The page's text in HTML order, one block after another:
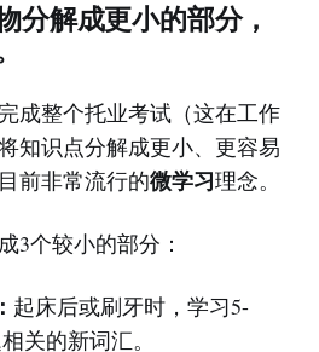
分解成更小的部分，
成整个托业考试（这在工作
知识点分解成更小、更容易
前非常流行的微学习理念。
3个较小的部分：
起床后或刷牙时，学习5-
关的新词汇。